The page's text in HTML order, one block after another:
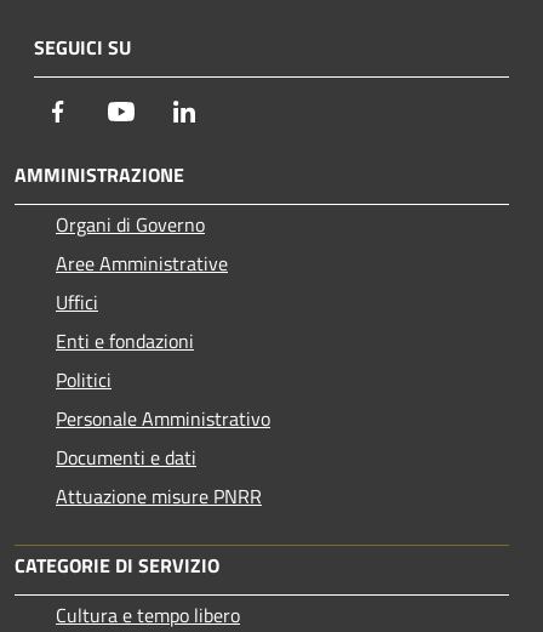
SEGUICI SU
Facebook Youtube
AMMINISTRAZIONE
Organi di Governo
Aree Amministrative
Uffici
Enti e fondazioni
Politici
Personale Amministrativo
Documenti e dati
Attuazione misure PNRR
CATEGORIE DI SERVIZIO
Cultura e tempo libero